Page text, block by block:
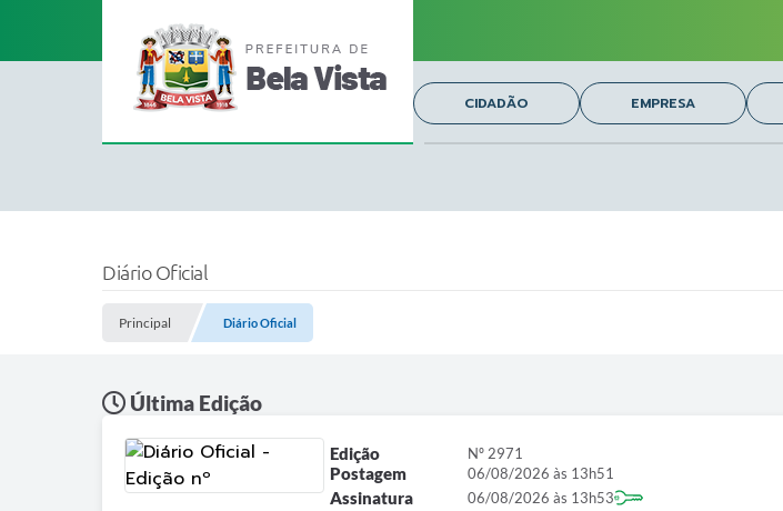
CIDADÃO EMPRESA
Diário Oficial
Principal Diário Oficial
Última Edição
Edição Nº 2971
Postagem 06/08/2026 às 13h51
Assinatura 06/08/2026 às 13h53